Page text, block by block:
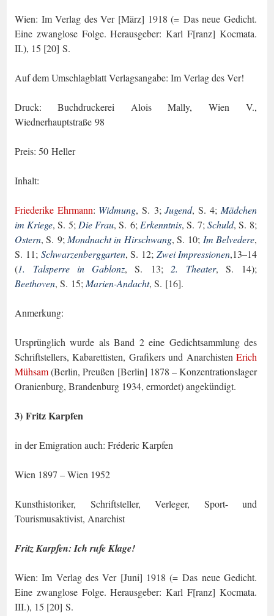
Wien: Im Verlag des Ver [März] 1918 (= Das neue Gedicht.
Eine zwanglose Folge. Herausgeber: Karl F[ranz] Kocmata.
II.), 15 [20] S.
Auf dem UmschlagblattVerlagsangabe: Im Verlag des Ver!
Druck: Buchdruckerei Alois Mally, Wien V.,
Wiednerhauptstraße 98
Preis: 50 Heller
Inhalt:
Friederike Ehrmann: Widmung, S. 3;Jugend, S. 4; Mädchen
im Kriege, S. 5; Die Frau, S. 6; Erkenntnis, S. 7; Schuld, S. 8;
Ostern, S. 9; Mondnacht in Hirschwang, S. 10; Im Belvedere,
S. 11; Schwarzenberggarten, S. 12; Zwei Impressionen,13–14
(1. Talsperre in Gablonz, S. 13; 2. Theater, S. 14);
Beethoven, S. 15; Marien-Andacht, S. [16].
Anmerkung:
Ursprünglich wurde als Band 2 eine Gedichtsammlung des
Schriftstellers, Kabarettis­ten, Grafikers und Anarchisten Erich
Mühsam(Berlin, Preußen [Berlin] 1878 – Kon­zentrationslager
Oranienburg, Brandenburg 1934, ermordet) angekündigt.
3) Fritz Karpfen
in der Emigration auch: Fréderic Karpfen
Wien 1897 – Wien 1952
Kunsthistoriker, Schriftsteller, Verleger, Sport- und
Tourismusaktivist, Anarchist
Fritz Karpfen:Ich rufe Klage!
Wien: Im Verlag des Ver [Juni] 1918 (= Das neue Gedicht.
Eine zwanglose Folge. He­rausgeber: Karl F[ranz] Kocmata.
III.), 15 [20] S.